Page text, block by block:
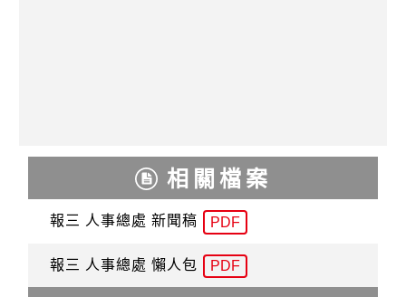
相關檔案
報三 人事總處 新聞稿 PDF
報三 人事總處 懶人包 PDF